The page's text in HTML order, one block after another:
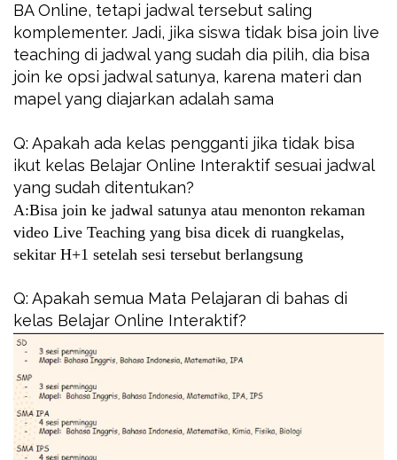
BA Online, tetapi jadwal tersebut saling
komplementer. Jadi, jika siswa tidak bisa join live
teaching di jadwal yang sudah dia pilih, dia bisa
join ke opsi jadwal satunya, karena materi dan
mapel yang diajarkan adalah sama
Q: Apakah ada kelas pengganti jika tidak bisa
ikut kelas Belajar Online Interaktif sesuai jadwal
yang sudah ditentukan?
A:Bisa join ke jadwal satunya atau menonton rekaman
video Live Teaching yang bisa dicek di ruangkelas,
sekitar H+1 setelah sesi tersebut berlangsung
Q: Apakah semua Mata Pelajaran di bahas di
kelas Belajar Online Interaktif?